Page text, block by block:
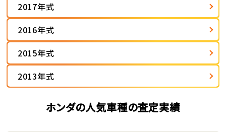
2017年式
2016年式
2015年式
2013年式
ホンダの人気車種の査定実績